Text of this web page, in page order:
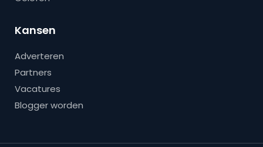
Kansen
Adverteren
Partners
Vacatures
Blogger worden